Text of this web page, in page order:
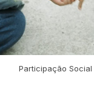
Participação Social